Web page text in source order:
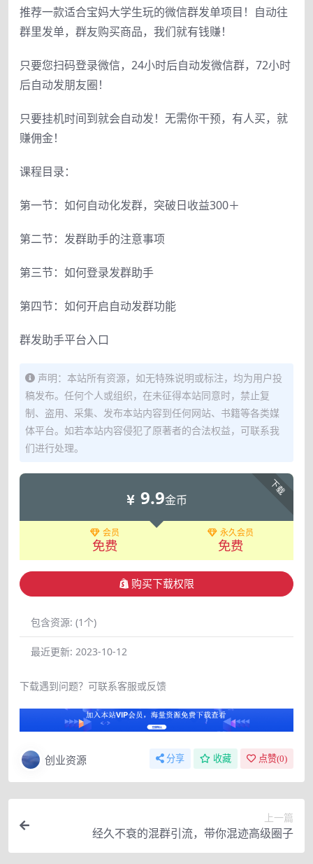
推荐一款适合宝妈大学生玩的微信群发单项目！自动往
群里发单，群友购买商品，我们就有钱赚！
只要您扫码登录微信，24小时后自动发微信群，72小时
后自动发朋友圈！
只要挂机时间到就会自动发！无需你干预，有人买，就
赚佣金！
课程目录：
第一节：如何自动化发群，突破日收益300＋
第二节：发群助手的注意事项
第三节：如何登录发群助手
第四节：如何开启自动发群功能
群发助手平台入口
声明：本站所有资源，如无特殊说明或标注，均为用户投
稿发布。任何个人或组织，在未征得本站同意时，禁止复
制、盗用、采集、发布本站内容到任何网站、书籍等各类媒
体平台。如若本站内容侵犯了原著者的合法权益，可联系我
们进行处理。
下载
9.9金币
会员
免费
永久会员
免费
购买下载权限
包含资源: (1个)
最近更新: 2023-10-12
下载遇到问题？可联系客服或反馈
创业资源 分享 收藏 点赞(0)
上一篇
经久不衰的混群引流，带你混迹高级圈子